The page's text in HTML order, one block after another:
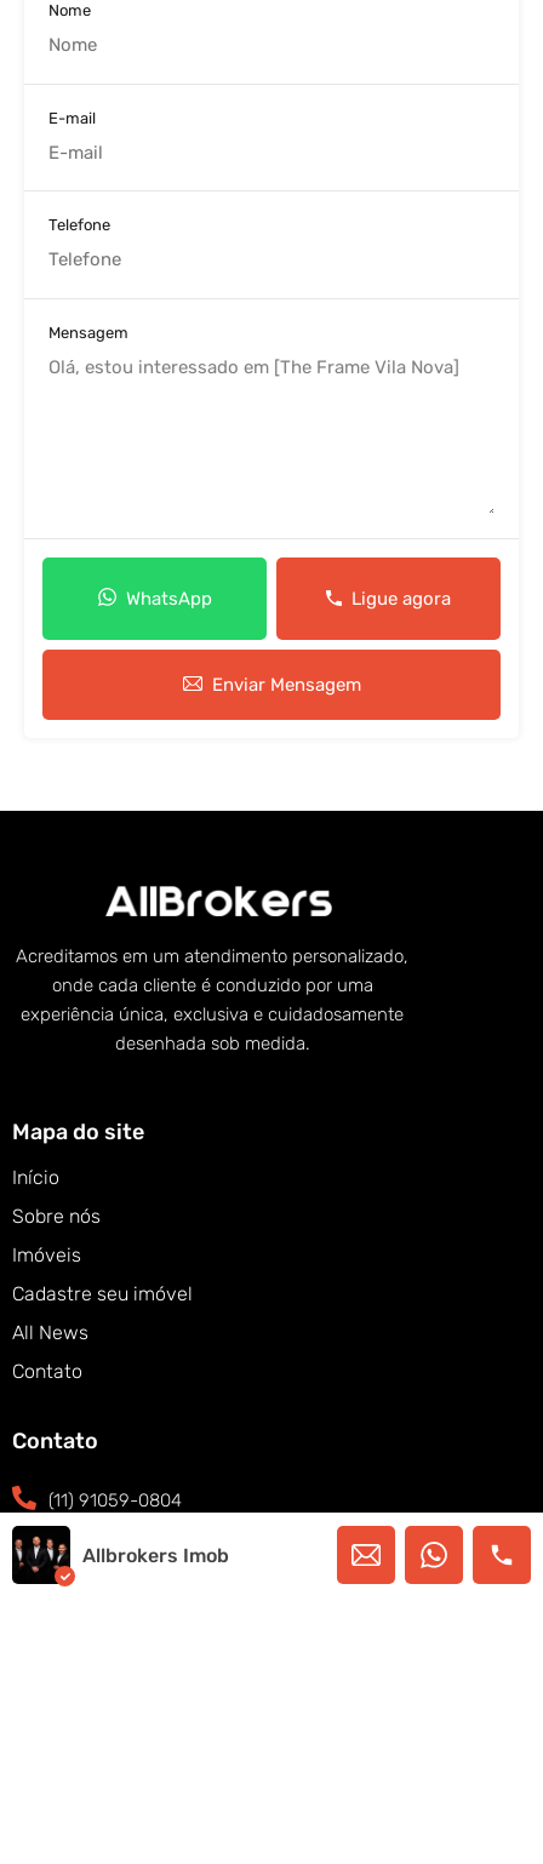
Nome
E-mail
Telefone
Mensagem
WhatsApp Ligue agora
Enviar Mensagem
Acreditamos em um atendimento personalizado,
onde cada cliente é conduzido por uma
experiência única, exclusiva e cuidadosamente
desenhada sob medida.
Mapa do site
Início
Sobre nós
Imóveis
Cadastre seu imóvel
All News
Contato
Contato
(11) 91059-0804
(11) 91059-0804
Allbrokers Imob